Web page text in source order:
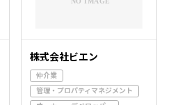
株式会社ビエン
仲介業
管理・プロパティマネジメント